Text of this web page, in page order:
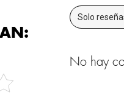
Solo
No hay